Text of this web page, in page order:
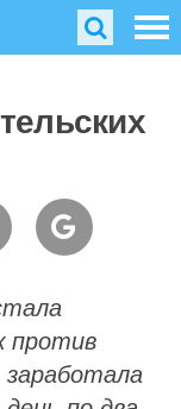
против
заработала